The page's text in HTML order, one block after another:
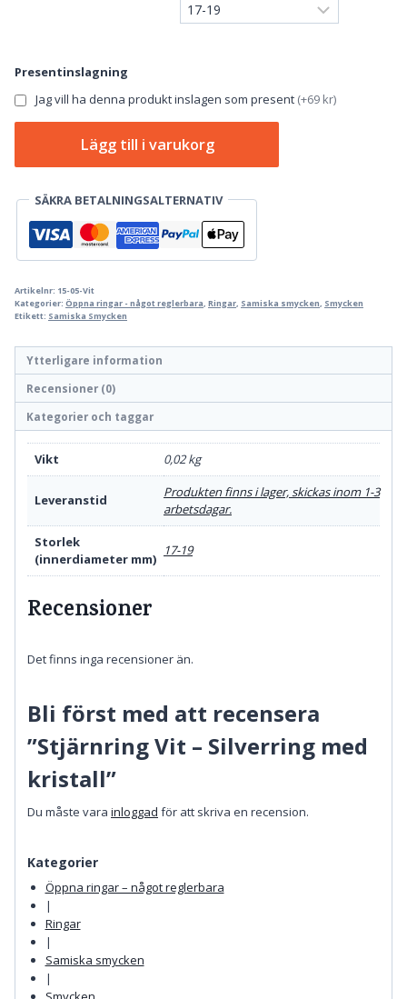
Presentinslagning
Jag vill ha denna produkt inslagen som present (+69 kr)
-
med
kristall
mängd
Lägg till i varukorg
SÄKRA BETALNINGSALTERNATIV
Artikelnr: 15-05-Vit
Kategorier: Öppna ringar - något reglerbara Ringar Samiska smycken Smycken
Etikett: Samiska Smycken
Ytterligare information
Recensioner (0)
Kategorier och taggar
Vikt 0,02 kg
Leveranstid
Produkten finns i lager, skickas inom 1-3
arbetsdagar.
Storlek
(innerdiameter mm)
17-19
Recensioner
Det finns inga recensioner än.
Bli först med att recensera
”Stjärnring Vit – Silverring med
kristall”
Du måste vara inloggad för att skriva en recension.
Kategorier
Öppna ringar – något reglerbara
|
Ringar
|
Samiska smycken
|